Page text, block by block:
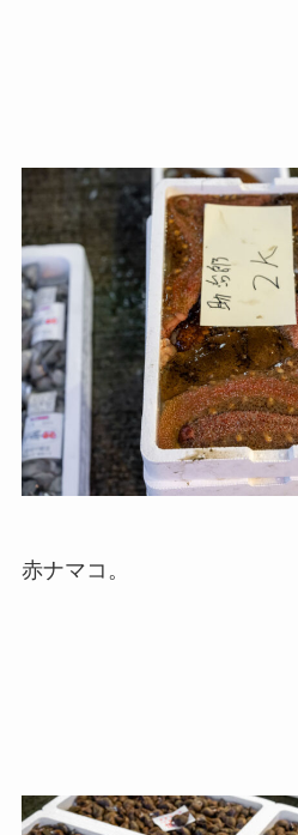
赤ナマコ。